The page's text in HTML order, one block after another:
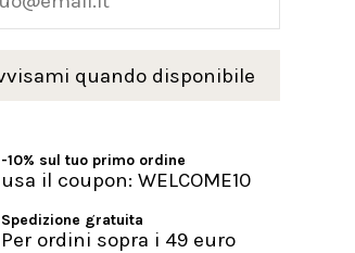
-10% sul tuo primo ordine
usa il coupon: WELCOME10
Spedizione gratuita
Per ordini sopra i 49 euro